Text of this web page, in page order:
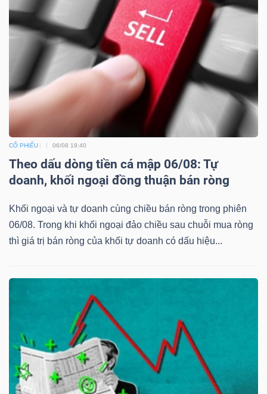
CỔ PHIẾU 06/08 19:40
Theo dấu dòng tiền cá mập 06/08: Tự
doanh, khối ngoại đồng thuận bán ròng
Khối ngoại và tự doanh cùng chiều bán ròng trong phiên
06/08. Trong khi khối ngoại đảo chiều sau chuỗi mua ròng
thì giá trị bán ròng của khối tự doanh có dấu hiệu...